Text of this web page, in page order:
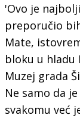
'Ovo je
preporučio
Mate,
bloku u hladu
Muzej grada
Ne samo da
svakomu već